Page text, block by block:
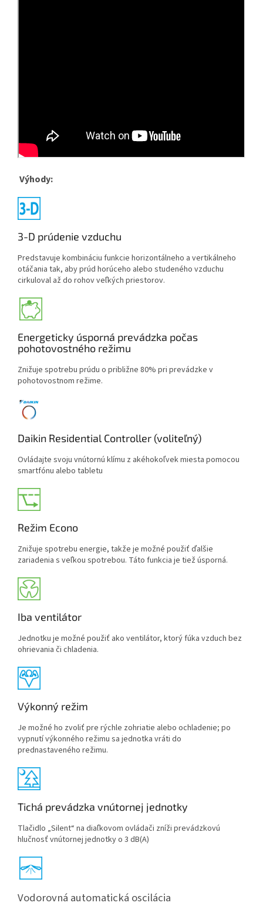
Výhody:
3-D prúdenie vzduchu
Predstavuje kombináciu funkcie horizontálneho a vertikálneho
otáčania tak, aby prúd horúceho alebo studeného vzduchu
cirkuloval až do rohov veľkých priestorov.
Energeticky úsporná prevádzka počas
pohotovostného režimu
Znižuje spotrebu prúdu o približne 80% pri prevádzke v
pohotovostnom režime.
Daikin Residential Controller (voliteľný)
Ovládajte svoju vnútornú klímu z akéhokoľvek miesta pomocou
smartfónu alebo tabletu
Režim Econo
Znižuje spotrebu energie, takže je možné použiť ďalšie
zariadenia s veľkou spotrebou. Táto funkcia je tiež úsporná.
Iba ventilátor
Jednotku je možné použiť ako ventilátor, ktorý fúka vzduch bez
ohrievania či chladenia.
Výkonný režim
Je možné ho zvoliť pre rýchle zohriatie alebo ochladenie; po
vypnutí výkonného režimu sa jednotka vráti do
prednastaveného režimu.
Tichá prevádzka vnútornej jednotky
Tlačidlo „Silent“ na diaľkovom ovládači zníži prevádzkovú
hlučnosť vnútornej jednotky o 3 dB(A)
Vodorovná automatická oscilácia